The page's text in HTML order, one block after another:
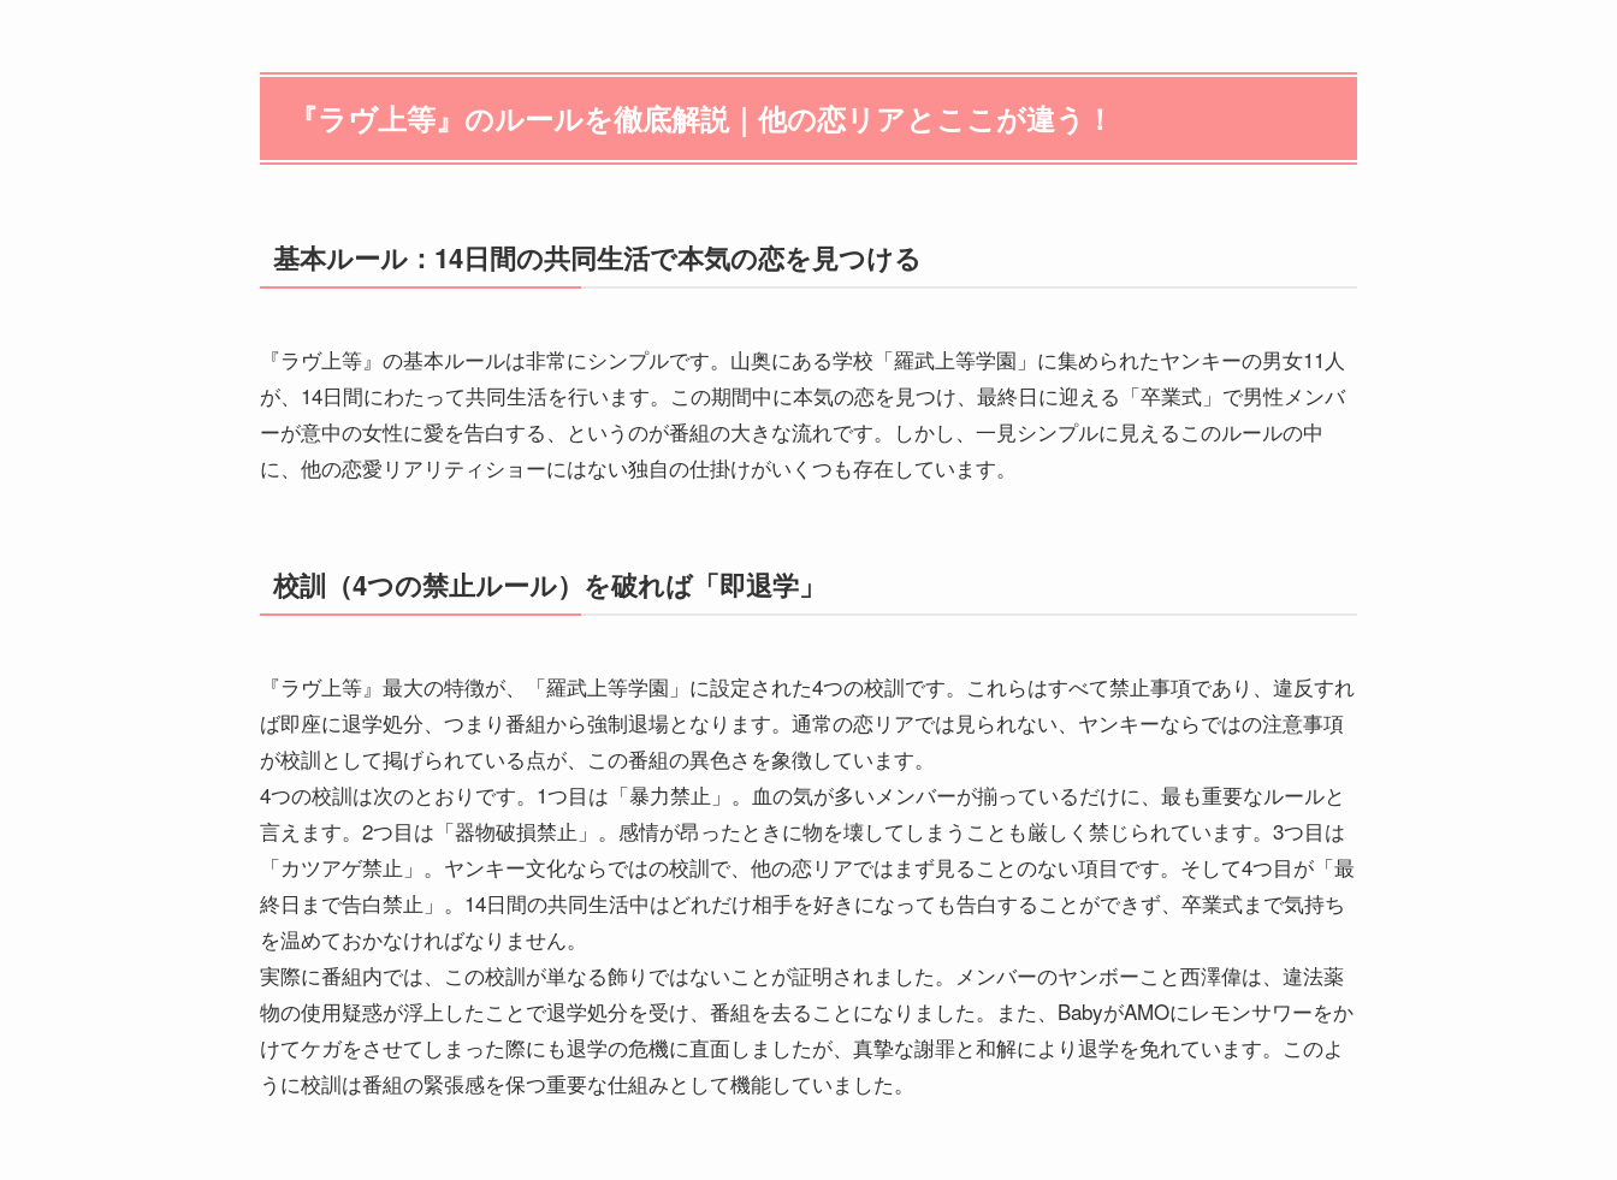
『ラヴ上等』のルールを徹底解説｜他の恋リアとここが違う！
基本ルール：14日間の共同生活で本気の恋を見つける
『ラヴ上等』の基本ルールは非常にシンプルです。山奥にある学校「羅武上等学園」に集められたヤンキーの男女11人
が、14日間にわたって共同生活を行います。この期間中に本気の恋を見つけ、最終日に迎える「卒業式」で男性メンバ
ーが意中の女性に愛を告白する、というのが番組の大きな流れです。しかし、一見シンプルに見えるこのルールの中
に、他の恋愛リアリティショーにはない独自の仕掛けがいくつも存在しています。
校訓（4つの禁止ルール）を破れば「即退学」
『ラヴ上等』最大の特徴が、「羅武上等学園」に設定された4つの校訓です。これらはすべて禁止事項であり、違反すれ
ば即座に退学処分、つまり番組から強制退場となります。通常の恋リアでは見られない、ヤンキーならではの注意事項
が校訓として掲げられている点が、この番組の異色さを象徴しています。
4つの校訓は次のとおりです。1つ目は「暴力禁止」。血の気が多いメンバーが揃っているだけに、最も重要なルールと
言えます。2つ目は「器物破損禁止」。感情が昂ったときに物を壊してしまうことも厳しく禁じられています。3つ目は
「カツアゲ禁止」。ヤンキー文化ならではの校訓で、他の恋リアではまず見ることのない項目です。そして4つ目が「最
終日まで告白禁止」。14日間の共同生活中はどれだけ相手を好きになっても告白することができず、卒業式まで気持ち
を温めておかなければなりません。
実際に番組内では、この校訓が単なる飾りではないことが証明されました。メンバーのヤンボーこと西澤偉は、違法薬
物の使用疑惑が浮上したことで退学処分を受け、番組を去ることになりました。また、BabyがAMOにレモンサワーをか
けてケガをさせてしまった際にも退学の危機に直面しましたが、真摯な謝罪と和解により退学を免れています。このよ
うに校訓は番組の緊張感を保つ重要な仕組みとして機能していました。